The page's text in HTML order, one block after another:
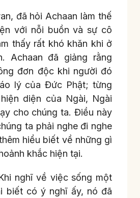
đã hỏi Achaan làm thế
với nỗi buồn và sự cô
thấy rất khó khăn khi ở
Achaan đã giảng rằng
đơn độc khi người đó
lý của Đức Phật; từng
diện của Ngài, Ngài
cho chúng ta. Điều này
ta phải nghe đi nghe
hiểu biết về những gì
khắc hiện tại.
nghĩ về việc sống một
biết có ý nghĩ ấy, nó đã